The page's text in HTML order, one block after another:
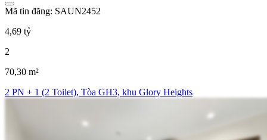
Mã tin đăng: SAUN2452
4,69 tỷ
2
70,30 m²
2 PN + 1 (2 Toilet), Tòa GH3, khu Glory Heights